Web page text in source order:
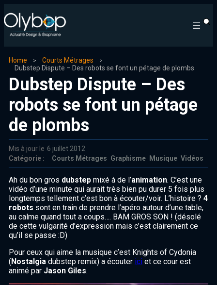
Home
Courts Métrages
Dubstep Dispute – Des robots se font un pétage de plombs
Dubstep Dispute – Des
robots se font un pétage
de plombs
Mis à jour le 6 juillet 2012
Catégorie :
Courts Métrages Graphisme Musique Vidéos
Ah du bon gros dubstep mixé à de l’animation. C’est une
vidéo d’une minute qui aurait très bien pu durer 5 fois plus
longtemps tellement c’est bon à écouter/voir. L’histoire ? 4
robots sont en train de prendre l’apéro autour d’une table,
au calme quand tout a coups…. BAM GROS SON ! (désolé
de cette vulgarité d’expression mais c’est clairement ce
qu’il se passe :D)
Pour ceux qui aime la musique c’est Knights of Cydonia
( Nostalgia dubstep remix) a écouter ici et ce cour est
animé par Jason Giles.